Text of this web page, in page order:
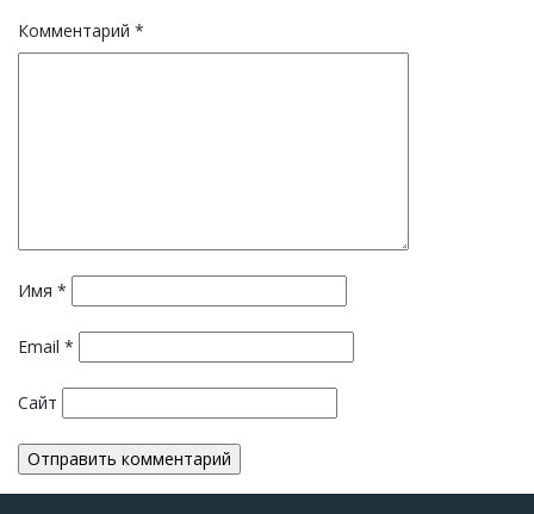
Комментарий *
Имя *
Email *
Сайт